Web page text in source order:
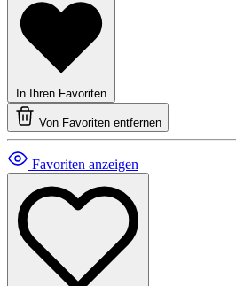
In Ihren Favoriten
Von Favoriten entfernen
Favoriten anzeigen